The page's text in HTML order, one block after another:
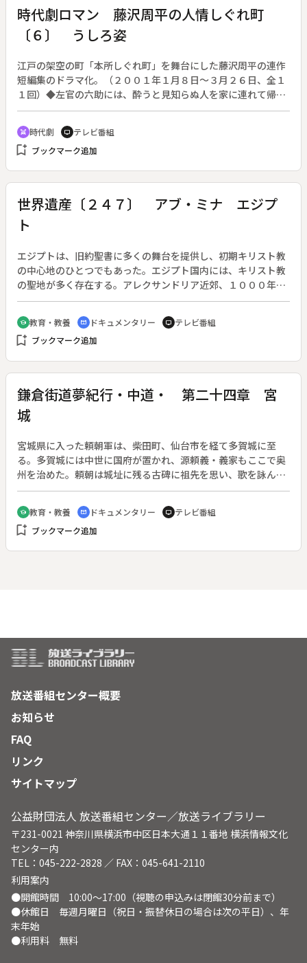
時代劇ロマン 藤沢周平の人情しぐれ町
〔６〕 うしろ姿
江戸の架空の町「本所しぐれ町」を舞台にした藤沢周平の連作
短編集のドラマ化。（２００１年１月８日～３月２６日、全１
１回）◆左官の六助には、酔うと見知らぬ人を家に連れて帰っ
てしまう悪癖があり、ある夜は例によってひどい風体の老女を
ひとり連れてきた。帰るところがないのか、いつまでも居すわ
って一向に帰る気配がない老女にさすがの六助も困っていた
が、ある日、高熱を出した六助の娘を老女が助けた。
swords 時代劇 tv テレビ番組
bookmark_add ブックマーク追加
世界遺産〔２４７〕 アブ・ミナ エジプ
ト
エジプトは、旧約聖書に多くの舞台を提供し、初期キリスト教
の中心地のひとつでもあった。エジプト国内には、キリスト教
の聖地が多く存在する。アレクサンドリア近郊、１０００年に
渡り砂に埋もれていた幻の宗教都市「アブ・ミナ」は、１９８
０年に世界遺産に登録された。◆「アブ・ミナ」は、４～７世
紀にはエルサレムと並ぶ巡礼地として、世界各地から多くの
人々が訪れていた。聖人ミナは３世紀頃、ローマ帝国に自らの
病が癒える等の奇跡が起きたことで、聖人ミナの墓を囲んで
次々と聖堂や巡礼者の宿泊施設が建てられ、エジプト史上最大
のキリスト教都市へと発展した。その後、エジプトのイスラー
ム化と共に勢いを失ったが、エジプトは修道制度の発祥の地で
け、砂漠で純粋な宗教生活を送っている。◆聖シメオン修道
院、聖カテリーナ修道院、聖ミナ記念聖堂跡、大バシリカ跡、
エル・ハリーグ教会、聖ビショイ修道院
school 教育・教養 cinematic_blur ドキュメンタリー tv テレビ番組
bookmark_add ブックマーク追加
鎌倉街道夢紀行・中道・ 第二十四章 宮
城
宮城県に入った頼朝軍は、柴田町、仙台市を経て多賀城に至
る。多賀城には中世に国府が置かれ、源頼義・義家もここで奥
州を治めた。頼朝は城址に残る古碑に祖先を思い、歌を詠ん
だ。頼朝軍はさらに北へ、松島街道を進んだと考えられてい
る。利府町には福島県いわき市と同名の「勿来の関」があり、
金成町の津久毛橋城址には、義経北行伝説を思わせる「義経公
の身替り」と刻まれた碑がある。また、栗駒町の栗原寺は、鞍
school 教育・教養 cinematic_blur ドキュメンタリー tv テレビ番組
bookmark_add ブックマーク追加
放送番組センター概要
お知らせ
FAQ
リンク
サイトマップ
公益財団法人 放送番組センター／放送ライブラリー
〒231-0021 神奈川県横浜市中区日本大通１１番地 横浜情報文化
センター内
TEL：045-222-2828 ／ FAX：045-641-2110
利用案内
●開館時間 10:00～17:00（視聴の申込みは閉館30分前まで）
●休館日 毎週月曜日（祝日・振替休日の場合は次の平日）、年
末年始
●利用料 無料